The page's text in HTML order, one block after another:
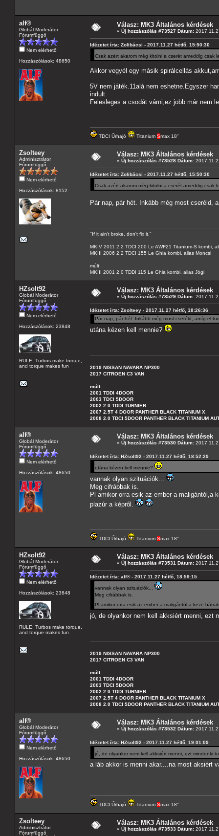
alf®
Globál Moderátor
Fórumfüggő
Nem elérhető
Hozzászólások: 48650
Válasz: MK3 Általános kérdések
« Új hozzászólás #73527 Dátum:
Idézetet írta: Zolibácsi - 2017.11.27 hétfő, 15:50:30
Csak azért akarom még kitolni a cserét ameddig
Akkor vegyél egy másik spirálcellás
5V nem játék.11alá nem eshetne.Egyszer
indult.
Felesleges a csodát várni,ez jobb már nem
TDCI Űrhajó Titanium Smax 18"
Zsolteey
Adminisztrátor
Fórumfüggő
Nem elérhető
Hozzászólások: 8152
Válasz: MK3 Általános kérdések
« Új hozzászólás #73528 Dátum:
Idézetet írta: Zolibácsi - 2017.11.27 hétfő, 15:50:30
Csak azért akarom még kitolni a cserét ameddig
Pár nap, pár hét. Inkább még most cseréld,
"If it ain't broke, don't fix it."
MKIV 2011 2.2 TDCI 200 Le AWF21 Titanium-S kombi,
MKIII 2006 2.2 TDCI 155 Le Ghia kombi, alias Moncsi
múlt:
MKIII 2001 2.0 TDDI 115 Le Ghia kombi, alias Jógi
HZsolt92
Globál Moderátor
Fórumfüggő
Nem elérhető
Hozzászólások: 23848
RULE: Turbos make torque,
and torque makes fun
Válasz: MK3 Általános kérdések
« Új hozzászólás #73529 Dátum:
Idézetet írta: Zsolteey - 2017.11.27 hétfő, 18:26:36
Pár nap, pár hét. Inkább még most cseréld, amíg el
utána kézen kell mennie?
2019 NISSAN NAVARA NP300
2017 CITROEN C3 VAN
múlt:
2001 TDDI 4DOOR
2003 TDCI 5DOOR
2002 2.0 TDDI TURNIER
2007 2.5T 4 DOOR PANTHER BLACK TITANIUM X
2008 2.0 TDCI 5DOOR PANTHER BLACK TITANIUM
alf®
Globál Moderátor
Fórumfüggő
Nem elérhető
Hozzászólások: 48650
Válasz: MK3 Általános kérdések
« Új hozzászólás #73530 Dátum:
Idézetet írta: HZsolt92 - 2017.11.27 hétfő, 18:52:29
utána kézen kell mennie?
vannak olyan szituációk...
Meg cifrábbak is.
Pl amikor orra esik az ember a maligántól,a
plazúr a képről.
TDCI Űrhajó Titanium Smax 18"
HZsolt92
Globál Moderátor
Fórumfüggő
Nem elérhető
Hozzászólások: 23848
RULE: Turbos make torque,
and torque makes fun
Válasz: MK3 Általános kérdések
« Új hozzászólás #73531 Dátum:
Idézetet írta: alf® - 2017.11.27 hétfő, 18:59:15
vannak olyan szituációk...
Meg cifrábbak is.
Pl amikor orra esik az ember a maligántól,a keze
jó, de olyankor nem kell akksiért menni, ezt
2019 NISSAN NAVARA NP300
2017 CITROEN C3 VAN
múlt:
2001 TDDI 4DOOR
2003 TDCI 5DOOR
2002 2.0 TDDI TURNIER
2007 2.5T 4 DOOR PANTHER BLACK TITANIUM X
2008 2.0 TDCI 5DOOR PANTHER BLACK TITANIUM
alf®
Globál Moderátor
Fórumfüggő
Nem elérhető
Hozzászólások: 48650
Válasz: MK3 Általános kérdések
« Új hozzászólás #73532 Dátum:
Idézetet írta: HZsolt92 - 2017.11.27 hétfő, 19:01:09
jó, de olyankor nem kell akksiért menni, ezt mindenki
a láb akkor is menni akar....na most aksiért
TDCI Űrhajó Titanium Smax 18"
Zsolteey
Adminisztrátor
Fórumfüggő
Válasz: MK3 Általános kérdések
« Új hozzászólás #73533 Dátum: